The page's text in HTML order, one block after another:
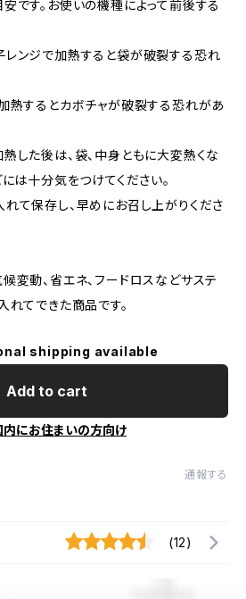
です。お使いの機種によって前後する
ンジで加熱すると袋が破裂する恐れ
熱するとカボチャが破裂する恐れがあ
した後は、袋、中身ともに大変熱くな
は十分気をつけてください。
て保存し、早めにお召し上がりくださ
変動、省エネ、フードロスなどサステ
れてできた商品です。
shipping available
Add to cart
内にお住まいの方向け
通報する
(12)